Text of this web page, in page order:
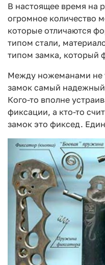
В настоящее время на
огромное количество
которые отличаются
типом стали,
типом замка, который
Между ножеманами не
замок самый
Кого-то вполне
фиксации, а кто-то
замок это фиксед.